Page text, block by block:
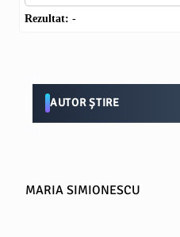
Rezultat: -
AUTOR ȘTIRE
MARIA SIMIONESCU